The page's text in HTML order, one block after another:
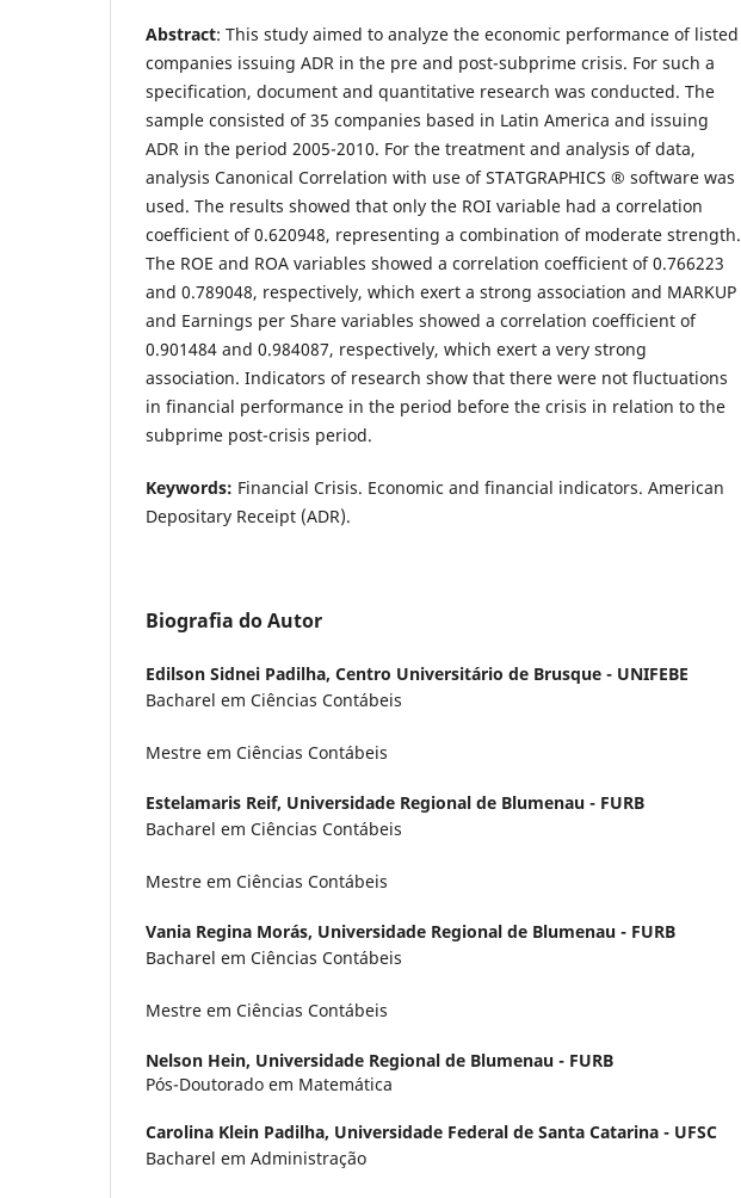
Abstract: This study aimed to analyze the economic performance of listed
companies issuing ADR in the pre and post-subprime crisis. For such a
specification, document and quantitative research was conducted. The
sample consisted of 35 companies based in Latin America and issuing
ADR in the period 2005-2010. For the treatment and analysis of data,
analysis Canonical Correlation with use of STATGRAPHICS ® software was
used. The results showed that only the ROI variable had a correlation
coefficient of 0.620948, representing a combination of moderate strength.
The ROE and ROA variables showed a correlation coefficient of 0.766223
and 0.789048, respectively, which exert a strong association and MARKUP
and Earnings per Share variables showed a correlation coefficient of
0.901484 and 0.984087, respectively, which exert a very strong
association. Indicators of research show that there were not fluctuations
in financial performance in the period before the crisis in relation to the
subprime post-crisis period.
Keywords: Financial Crisis. Economic and financial indicators. American
Depositary Receipt (ADR).
Biografia do Autor
Edilson Sidnei Padilha, Centro Universitário de Brusque - UNIFEBE
Bacharel em Ciências Contábeis
Mestre em Ciências Contábeis
Estelamaris Reif, Universidade Regional de Blumenau - FURB
Bacharel em Ciências Contábeis
Mestre em Ciências Contábeis
Vania Regina Morás, Universidade Regional de Blumenau - FURB
Bacharel em Ciências Contábeis
Mestre em Ciências Contábeis
Nelson Hein, Universidade Regional de Blumenau - FURB
Pós-Doutorado em Matemática
Carolina Klein Padilha, Universidade Federal de Santa Catarina - UFSC
Bacharel em Administração